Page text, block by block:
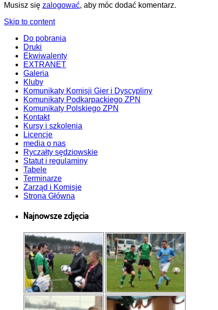
Musisz się zalogować, aby móc dodać komentarz.
Skip to content
Do pobrania
Druki
Ekwiwalenty
EXTRANET
Galeria
Kluby
Komunikaty Komisji Gier i Dyscypliny
Komunikaty Podkarpackiego ZPN
Komunikaty Polskiego ZPN
Kontakt
Kursy i szkolenia
Licencje
media o nas
Ryczałty sędziowskie
Statut i regulaminy
Tabele
Terminarze
Zarząd i Komisje
Strona Główna
Najnowsze zdjęcia